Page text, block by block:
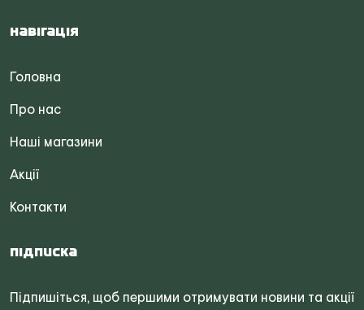
Навігація
Головна
Про нас
Наші магазини
Акції
Контакти
Підписка
Підпишіться, щоб першими отримувати новини та акції